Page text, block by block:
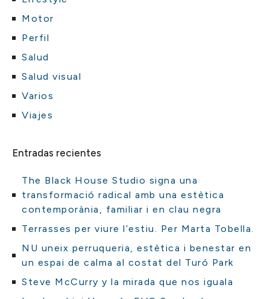
Motor
Perfil
Salud
Salud visual
Varios
Viajes
Entradas recientes
The Black House Studio signa una
transformació radical amb una estètica
contemporània, familiar i en clau negra
Terrasses per viure l’estiu. Per Marta Tobella.
NU uneix perruqueria, estètica i benestar en
un espai de calma al costat del Turó Park
Steve McCurry y la mirada que nos iguala